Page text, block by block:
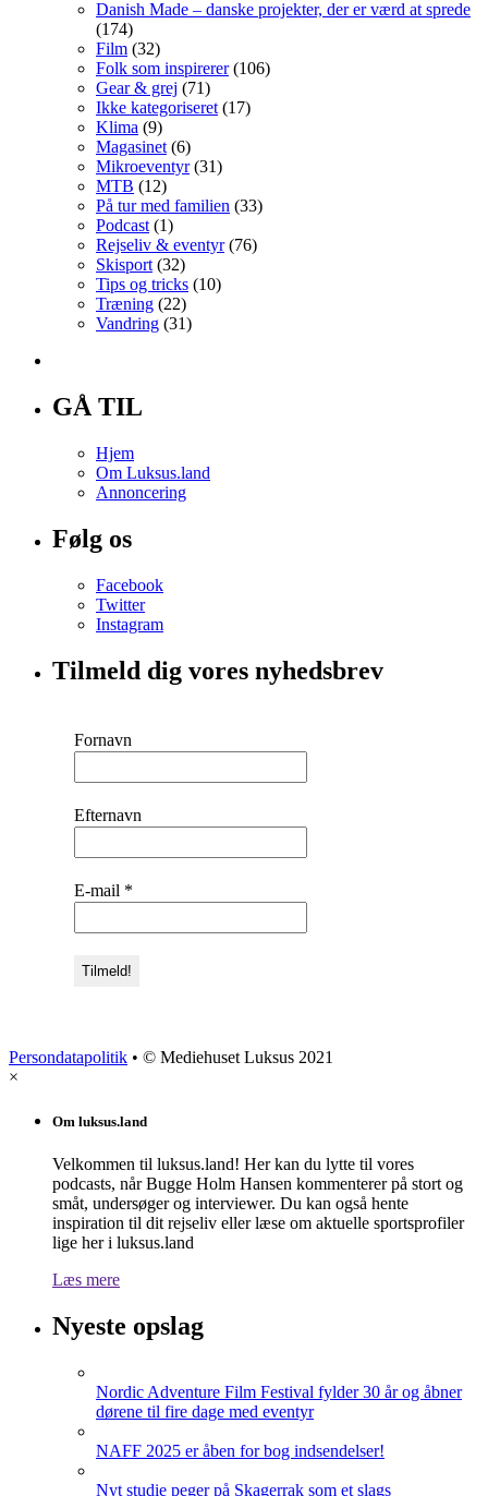
Danish Made – danske projekter, der er værd at sprede
(174)
Film (32)
Folk som inspirerer(106)
Gear & grej (71)
Ikke kategoriseret (17)
Klima (9)
Magasinet (6)
Mikroeventyr(31)
MTB (12)
På tur med familien (33)
Podcast (1)
Rejseliv & eventyr(76)
Skisport (32)
Tips og tricks (10)
Træning (22)
Vandring (31)
GÅ TIL
Hjem
Om Luksus.land
Annoncering
Følg os
Facebook
Twitter
Instagram
Tilmeld dig vores nyhedsbrev
Fornavn
Efternavn
E-mail *
Persondatapolitik • © Mediehuset Luksus 2021
×
Om luksus.land
Velkommen til luksus.land! Her kan du lytte til vores
podcasts, når Bugge Holm Hansen kommenterer på stort og
småt, undersøger og interviewer. Du kan også hente
inspiration til dit rejseliv eller læse om aktuelle sportsprofiler
lige her i luksus.land
Læs mere
Nyeste opslag
Nordic Adventure Film Festival fylder 30 år og åbner
dørene til fire dage med eventyr
NAFF 2025 er åben for bog indsendelser!
Nyt studie peger på Skagerrak som et slags